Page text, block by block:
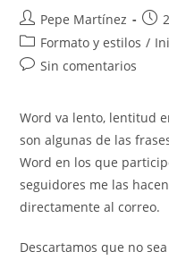
Autor
de
la
entrada:
Pepe Martínez
de
Categoría
de
Formato y estilos /
Comentarios
entrada:
Sin comentarios
Word va lento, lentitud
son algunas de las
Word en los que
seguidores me las
directamente al correo.
Descartamos que no